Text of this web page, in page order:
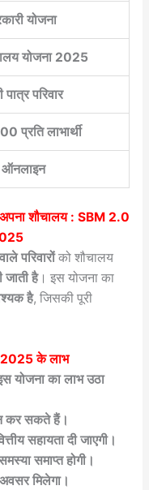
योजना
योजना 2025
पात्र परिवार
प्रति लाभार्थी
ऑनलाइन
शौचालय : SBM 2.0
परिवारोंको शौचालय
जाती है। इस योजना का
है, जिसकी पूरी
के लाभ
योजना का लाभ उठा
कर सकते हैं।
सहायता दी जाएगी।
समाप्त होगी।
मिलेगा।